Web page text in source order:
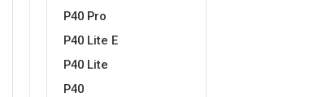
P40 Pro
P40 Lite E
P40 Lite
P40